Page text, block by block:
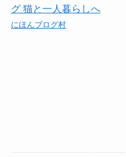
にほんブログ村